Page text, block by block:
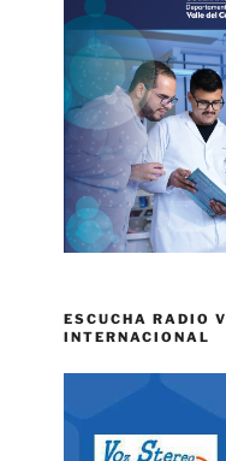
ESCUCHA RADIO
INTERNACIONAL